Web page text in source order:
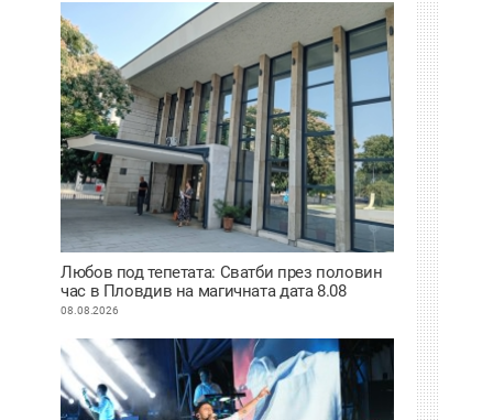
Любов под тепетата: Сватби през половин
час в Пловдив на магичната дата 8.08
08.08.2026